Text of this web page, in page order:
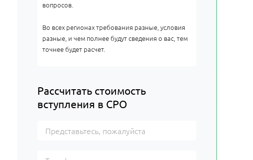
вопросов.
Во всех регионах требования разные, условия
разные, и чем полнее будут сведения о вас, тем
точнее будет расчет.
Рассчитать стоимость
вступления в СРО